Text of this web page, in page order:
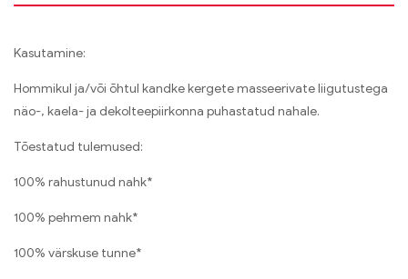
Kasutamine:
Hommikul ja/või õhtul kandke kergete masseerivate liigutustega
näo-, kaela- ja dekolteepiirkonna puhastatud nahale.
Tõestatud tulemused:
100% rahustunud nahk*
100% pehmem nahk*
100% värskuse tunne*